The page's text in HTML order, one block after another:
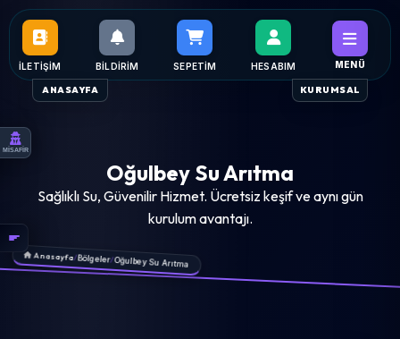
ANASAYFA KURUMSAL
İLETIŞIM BILDIRIM SEPETIM HESABIM MENÜ
Oğulbey Su Arıtma
Sağlıklı Su, Güvenilir Hizmet. Ücretsiz keşif ve aynı gün
kurulum avantajı.
Anasayfa/Bölgeler/Oğulbey Su Arıtma
MİSAFİR